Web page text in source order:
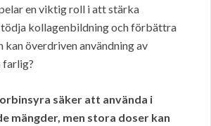
en viktig roll i att stärka
kollagenbildning och förbättra
kan överdriven användning av
farlig?
säker att använda i
mängder, men stora doser kan